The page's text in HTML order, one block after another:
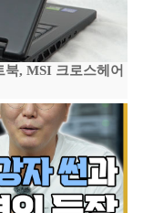
, MSI 크로스헤어